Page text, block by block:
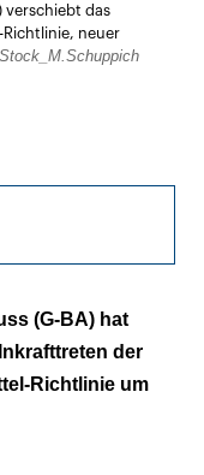
verschiebt das
neuer
würde
(G-BA) hat
der
Richtlinie um